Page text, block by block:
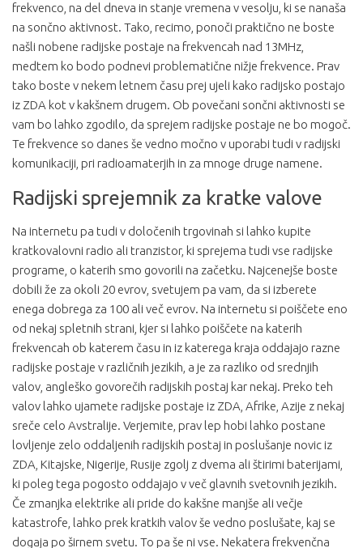
frekvenco, na del dneva in stanje vremena v vesolju, ki se nanaša
na sončno aktivnost. Tako, recimo, ponoči praktično ne boste
našli nobene radijske postaje na frekvencah nad 13MHz,
medtem ko bodo podnevi problematične nižje frekvence. Prav
tako boste v nekem letnem času prej ujeli kako radijsko postajo
iz ZDA kot v kakšnem drugem. Ob povečani sončni aktivnosti se
vam bo lahko zgodilo, da sprejem radijske postaje ne bo mogoč.
Te frekvence so danes še vedno močno v uporabi tudi v radijski
komunikaciji, pri radioamaterjih in za mnoge druge namene.
Radijski sprejemnik za kratke valove
Na internetu pa tudi v določenih trgovinah si lahko kupite
kratkovalovni radio ali tranzistor, ki sprejema tudi vse radijske
programe, o katerih smo govorili na začetku. Najcenejše boste
dobili že za okoli 20 evrov, svetujem pa vam, da si izberete
enega dobrega za 100 ali več evrov. Na internetu si poiščete eno
od nekaj spletnih strani, kjer si lahko poiščete na katerih
frekvencah ob katerem času in iz katerega kraja oddajajo razne
radijske postaje v različnih jezikih, a je za razliko od srednjih
valov, angleško govorečih radijskih postaj kar nekaj. Preko teh
valov lahko ujamete radijske postaje iz ZDA, Afrike, Azije z nekaj
sreče celo Avstralije. Verjemite, prav lep hobi lahko postane
lovljenje zelo oddaljenih radijskih postaj in poslušanje novic iz
ZDA, Kitajske, Nigerije, Rusije zgolj z dvema ali štirimi baterijami,
ki poleg tega pogosto oddajajo v več glavnih svetovnih jezikih.
Če zmanjka elektrike ali pride do kakšne manjše ali večje
katastrofe, lahko prek kratkih valov še vedno poslušate, kaj se
dogaja po širnem svetu. To pa še ni vse. Nekatera frekvenčna